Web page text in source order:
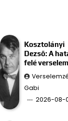
Kosztolányi
Dezső: A
felé
Gabi
2026-08-